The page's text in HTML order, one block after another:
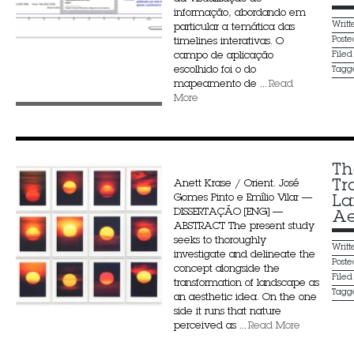
informação, abordando em
particular a temática das
timelines interativas. O
campo de aplicação
escolhido foi o do
mapeamento de ... Read
More
Anett Krase / Orient. José
Gomes Pinto e Emílio Vilar —
DISSERTAÇÃO [ENG] —
ABSTRACT The present study
seeks to thoroughly
investigate and delineate the
concept alongside the
transformation of landscape as
an aesthetic idea. On the one
side it runs that nature
perceived as ... Read More